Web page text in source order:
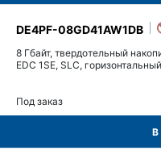
DE4PF-08GD41AW1DB
8 Гбайт, твердотельный
EDC 1SE, SLC,
Под заказ
В